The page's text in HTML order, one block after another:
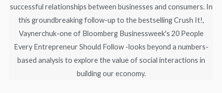
successful relationships between businesses and consumers. In
this groundbreaking follow-up to the bestselling Crush It!,
Vaynerchuk-one of Bloomberg Businessweek's 20 People
Every Entrepreneur Should Follow -looks beyond a numbers-
based analysis to explore the value of social interactions in
building our economy.